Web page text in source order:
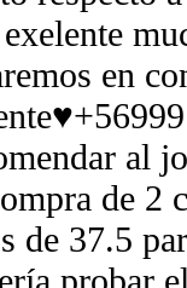
en
al
de 2
de 37.5
probar